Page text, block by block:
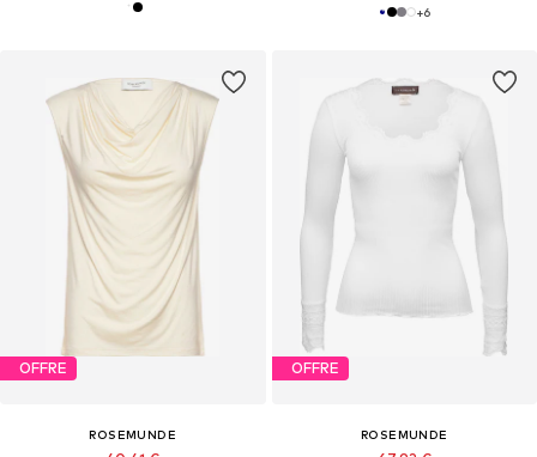
+6
OFFRE
ROSEMUNDE
OFFRE
ROSEMUNDE